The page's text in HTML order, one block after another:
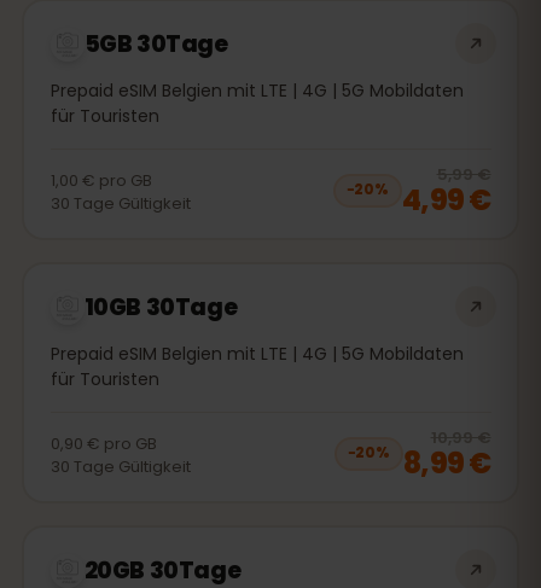
5GB 30Tage
Prepaid eSIM Belgien mit LTE | 4G | 5G Mobildaten
für Touristen
1,00 € pro GB
30 Tage Gültigkeit
−20%
5,99 €
4,99 €
10GB 30Tage
Prepaid eSIM Belgien mit LTE | 4G | 5G Mobildaten
für Touristen
0,90 € pro GB
30 Tage Gültigkeit
−20%
10,99 €
8,99 €
20GB 30Tage